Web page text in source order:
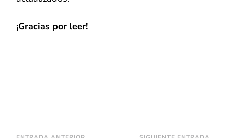
¡Gracias por leer!